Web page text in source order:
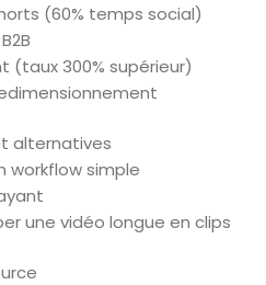
(60% temps social)
(taux 300% supérieur)
alternatives
workflow simple
une vidéo longue en clips